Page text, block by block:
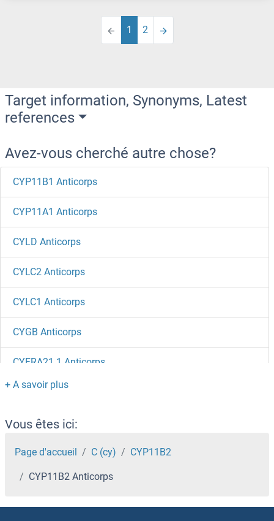
1 2
Target information, Synonyms, Latest
references
Avez-vous cherché autre chose?
CYP11B1 Anticorps
CYP11A1 Anticorps
CYLD Anticorps
CYLC2 Anticorps
CYLC1 Anticorps
CYGB Anticorps
CYFRA21.1 Anticorps
CYFIP2 Anticorps
CYFIP1 Anticorps
Cyclosporin A Anticorps
Vous êtes ici:
Page d'accueil C (cy) CYP11B2
CYP11B2 Anticorps